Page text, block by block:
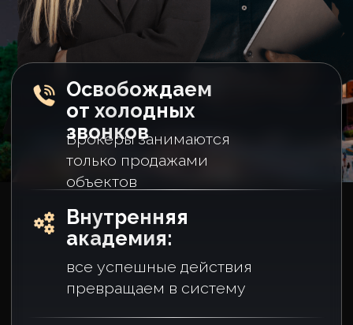
Заявки с квалификацией
не менее 20%
купить и проходят по бюджету
Комиссия
Брокер получает комиссию
в течение 2 дней после
первоначального взноса
заказчика
Почему 98% брокеров не
достигают миллиона в